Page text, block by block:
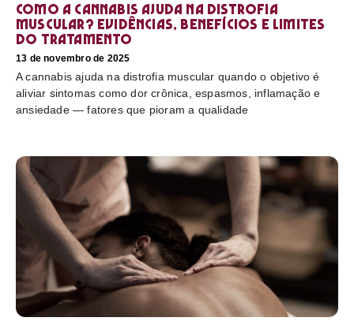
Como a cannabis ajuda na distrofia
muscular? Evidências, benefícios e limites
do tratamento
13 de novembro de 2025
A cannabis ajuda na distrofia muscular quando o objetivo é
aliviar sintomas como dor crônica, espasmos, inflamação e
ansiedade — fatores que pioram a qualidade